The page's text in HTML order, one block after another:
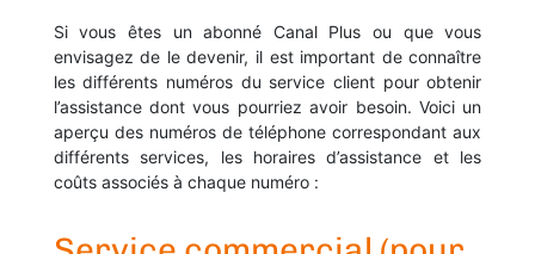
Si vous êtes un abonné Canal Plus ou que vous
envisagez de le devenir, il est important de connaître
les différents numéros du service client pour obtenir
l’assistance dont vous pourriez avoir besoin. Voici un
aperçu des numéros de téléphone correspondant aux
différents services, les horaires d’assistance et les
coûts associés à chaque numéro :